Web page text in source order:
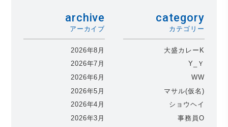
archive
アーカイブ
2026年8月
2026年7月
2026年6月
2026年5月
2026年4月
2026年3月
category
カテゴリー
大盛カレーK
Y_Ｙ
WW
マサル(仮名)
ショウヘイ
事務員O